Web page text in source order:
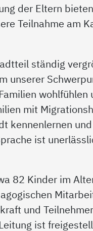
der Eltern
Teilnahme am
ständig
unserer
mit
kennenlernen
ist
82 Kinder im
und
ist